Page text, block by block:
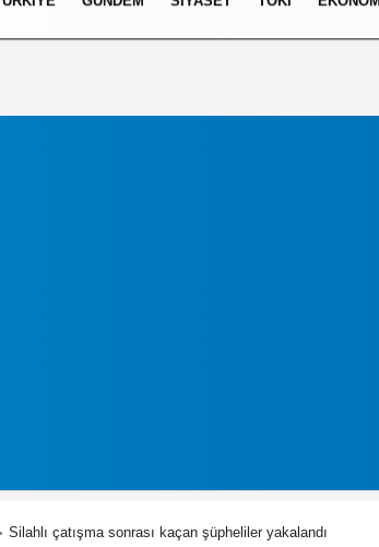
Silahlı çatışma sonrası kaçan şüpheliler yakalandı